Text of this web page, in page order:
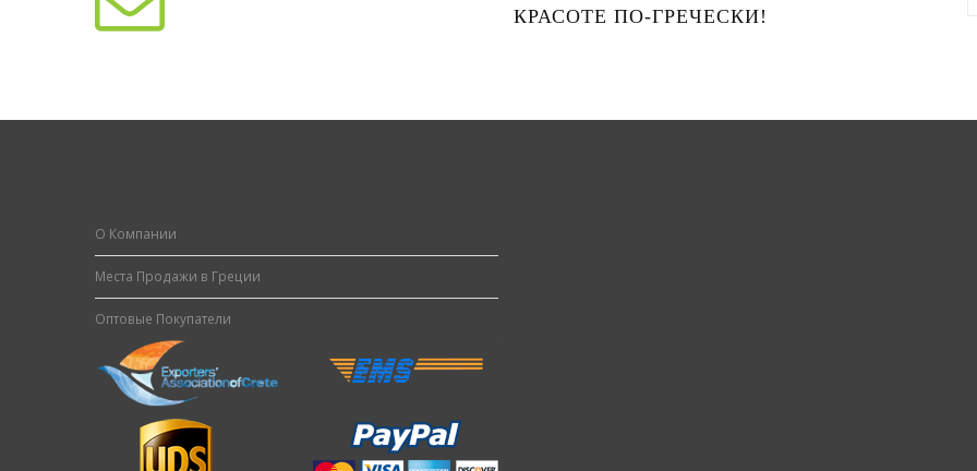
КРАСОТЕ ПО-ГРЕЧЕСКИ!
О Компании
Места Продажи в Греции
Оптовые Покупатели